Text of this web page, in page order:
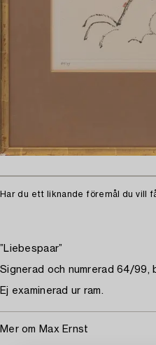
Har du ett liknande föremål du vill
”Liebespaar”
Signerad och numrerad 64/99,
Ej examinerad ur ram.
Mer om Max Ernst